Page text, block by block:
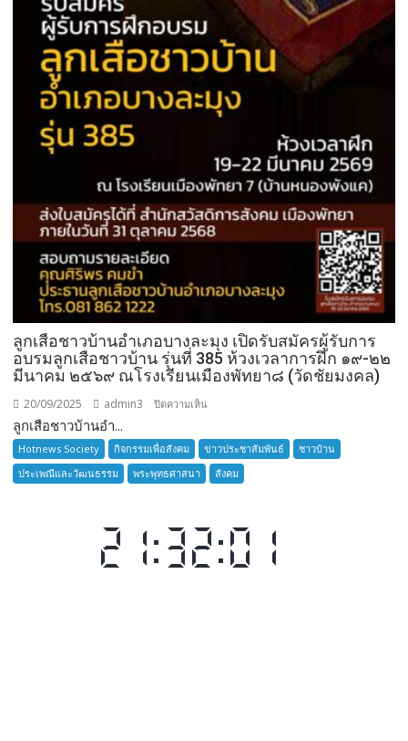
ลูกเสือชาวบ้านอำเภอบางละมุง เปิดรับสมัครผู้รับการ
อบรมลูกเสือชาวบ้าน รุ่นที่ 385 ห้วงเวลาการฝึก ๑๙-๒๒
มีนาคม ๒๕๖๙ ณโรงเรียนเมืองพัทยา๘ (วัดชัยมงคล)
20/09/2025 admin3 ปิดความเห็น
เสือ
ชาว
บ้าน
เปิด
รับ
ลูกเสือชาวบ้านอำ...
Hotnews Society กิจกรรมเพื่อสังคม ข่าวประชาสัมพันธ์
ชาวบ้าน
ประเพณีและวัฒนธรรม
พระพุทธศาสนา สังคม